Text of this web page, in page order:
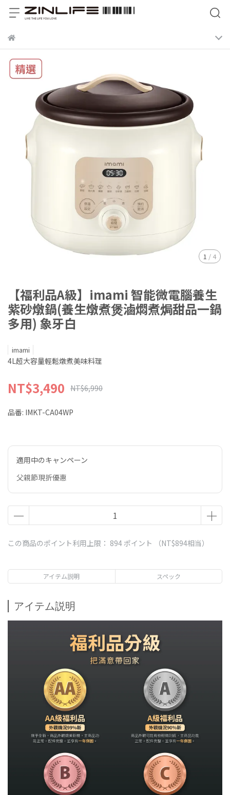
1 / 4
【福利品A級】imami 智能微電腦養生
紫砂燉鍋(養生燉煮煲滷燜煮焗甜品一鍋
多用) 象牙白
imami
4L超大容量輕鬆燉煮美味料理
NT$3,490 NT$6,990
品番: IMKT-CA04WP
適用中のキャンペーン
父親節現折優惠
この商品のポイント利用上限： 894 ポイント （NT$894相当）
アイテム説明 スペック
アイテム説明